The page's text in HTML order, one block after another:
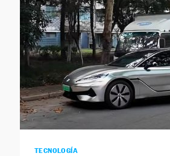
TECNOLOGÍA